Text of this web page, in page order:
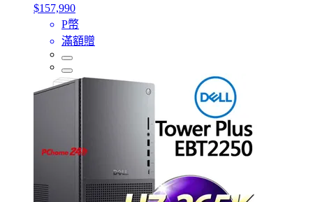
$157,990
P幣
滿額贈